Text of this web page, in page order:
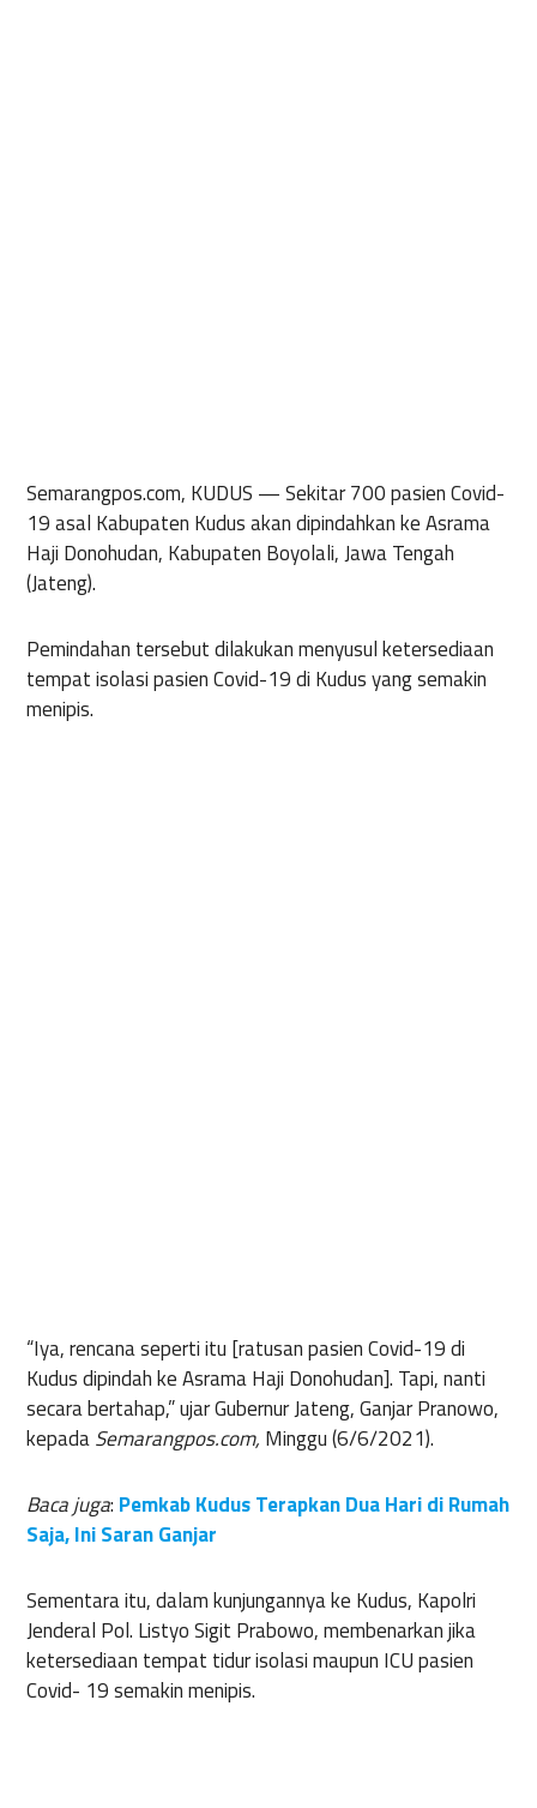
Semarangpos.com, KUDUS —Sekitar 700 pasien Covid-
19 asal Kabupaten Kudus akan dipindahkan ke Asrama
Haji Donohudan, Kabupaten Boyolali, Jawa Tengah
(Jateng).
Pemindahan tersebut dilakukan menyusul ketersediaan
tempat isolasi pasien Covid-19 di Kudus yang semakin
menipis.
“Iya, rencana seperti itu [ratusan pasien Covid-19 di
Kudus dipindah ke Asrama Haji Donohudan]. Tapi, nanti
secara bertahap,” ujar Gubernur Jateng, Ganjar Pranowo,
kepadaSemarangpos.com, Minggu (6/6/2021).
Baca juga: Pemkab Kudus Terapkan Dua Hari di Rumah
Saja, Ini Saran Ganjar
Sementara itu, dalam kunjungannya ke Kudus, Kapolri
Jenderal Pol. Listyo Sigit Prabowo, membenarkan jika
ketersediaan tempat tidur isolasi maupun ICU pasien
Covid- 19 semakin menipis.